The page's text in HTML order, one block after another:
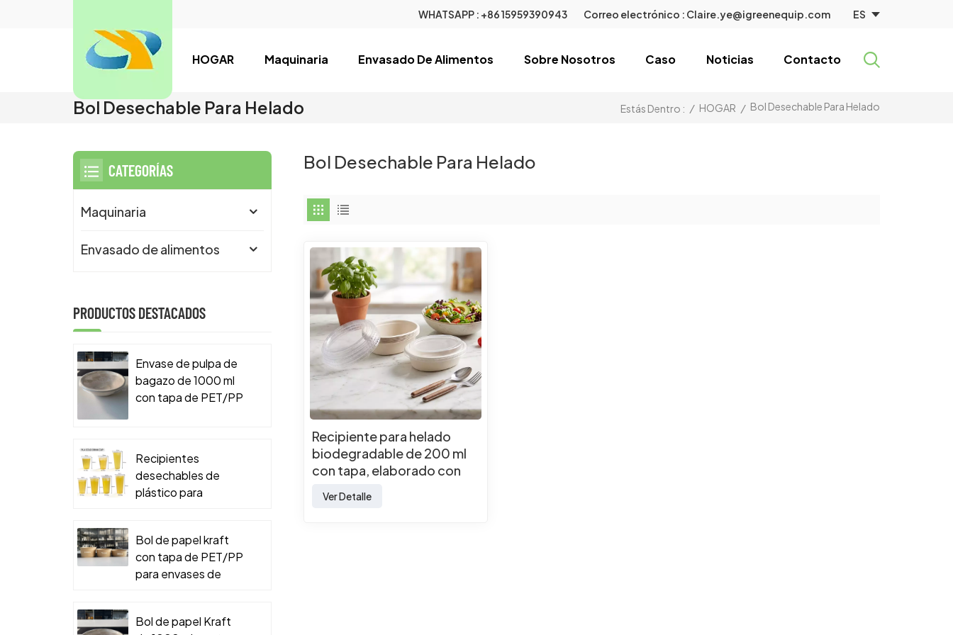
WHATSAPP : +86 15959390943 Correo electrónico : Claire.ye@igreenequip.com ES
HOGAR Maquinaria Envasado De Alimentos Sobre Nosotros Caso Noticias Contacto
Bol Desechable Para Helado Estás Dentro : / HOGAR / Bol Desechable Para Helado
Bol Desechable Para Helado
Recipiente para helado
biodegradable de 200 ml
con tapa, elaborado con
de azúcar.
Ver Detalle
CATEGORÍAS
Maquinaria
Envasado de alimentos
PRODUCTOS DESTACADOS
Envase de pulpa de
bagazo de 1000 ml
con tapa de PET/PP
Recipientes
desechables de
plástico para
Bol de papel kraft
con tapa de PET/PP
para envases de
Bol de papel Kraft